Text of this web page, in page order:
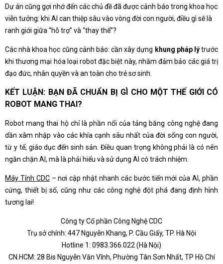
Dự án cũng gợi nhớ đến các chủ đề đã được cảnh báo trong khoa học
viễn tưởng: khi AI can thiệp sâu vào vòng đời con người, điều gì sẽ là
ranh giới giữa “hỗ trợ” và “thay thế”?
Các nhà khoa học cũng cảnh báo: cần xây dựng khung pháp lýtrước
khi thương mại hóa loại robot đặc biệt này, nhằm đảm bảo các giá trị
đạo đức, nhân quyền và an toàn cho trẻ sơ sinh.
KẾT LUẬN: BẠN ĐÃ CHUẨN BỊ GÌ CHO MỘT THẾ GIỚI CÓ
ROBOT MANG THAI?
Robot mang thai hộ chỉ là phần nổi của tảng băng công nghệ đang
dần xâm nhập vào các khía cạnh sâu nhất của đời sống con người,
từ y tế, giáo dục đến sinh sản. Điều quan trọng không phải là có nên
ngăn chặn AI, mà là phải hiểu và sử dụng AI có trách nhiệm.
Máy Tính CDC– nơi cập nhật nhanh các bước tiến mới của AI, phần
cứng, thiết bị số, cũng như các công nghệ đột phá đang định hình
tương lai!
Công ty Cổ phần Công Nghệ CDC
Trụ sở chính: 447 Nguyễn Khang, P. Cầu Giấy, TP. Hà Nội
Hotline 1: 0983.366.022 (Hà Nội)
CN.HCM: 28 Bis Nguyễn Văn Vĩnh, Phường Tân Sơn Nhất, TP Hồ Chí